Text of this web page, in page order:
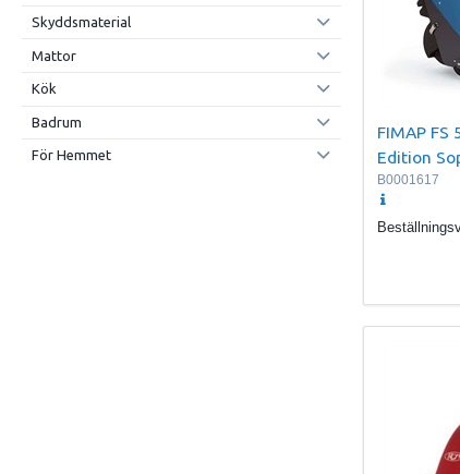
Skyddsmaterial
Mattor
Kök
Badrum
För Hemmet
FIMAP FS
Edition
B0001617